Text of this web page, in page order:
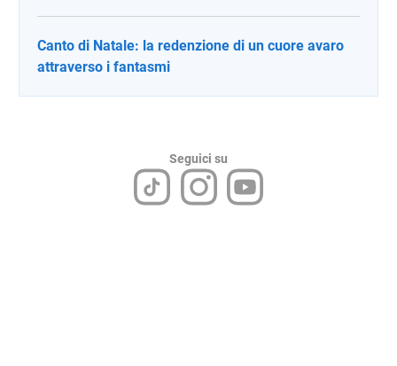
Canto di Natale: la redenzione di un cuore avaro
attraverso i fantasmi
Seguici su